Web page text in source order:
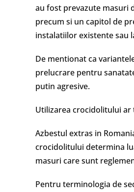
au fost prevazute masuri
precum si un capitol de
instalatiilor existente sau
De mentionat ca
prelucrare pentru
putin agresive.
Utilizarea crocidolitului
Azbestul extras in
crocidolitului determina
masuri care sunt
Pentru terminologia de